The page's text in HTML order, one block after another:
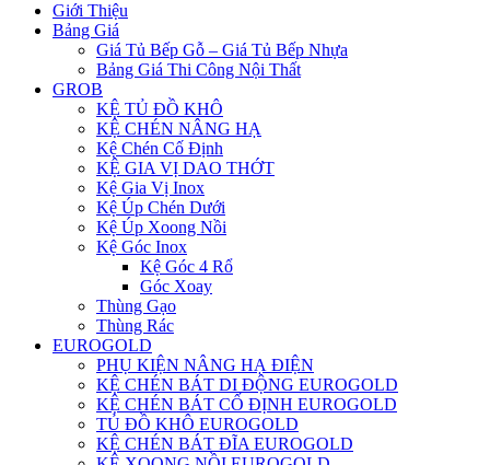
Giới Thiệu
Bảng Giá
Giá Tủ Bếp Gỗ – Giá Tủ Bếp Nhựa
Bảng Giá Thi Công Nội Thất
GROB
KỆ TỦ ĐỒ KHÔ
KỆ CHÉN NÂNG HẠ
Kệ Chén Cố Định
KỆ GIA VỊ DAO THỚT
Kệ Gia Vị Inox
Kệ Úp Chén Dưới
Kệ Úp Xoong Nồi
Kệ Góc Inox
Kệ Góc 4 Rổ
Góc Xoay
Thùng Gạo
Thùng Rác
EUROGOLD
PHỤ KIỆN NÂNG HẠ ĐIỆN
KỆ CHÉN BÁT DI ĐỘNG EUROGOLD
KỆ CHÉN BÁT CỐ ĐỊNH EUROGOLD
TỦ ĐỒ KHÔ EUROGOLD
KỆ CHÉN BÁT ĐĨA EUROGOLD